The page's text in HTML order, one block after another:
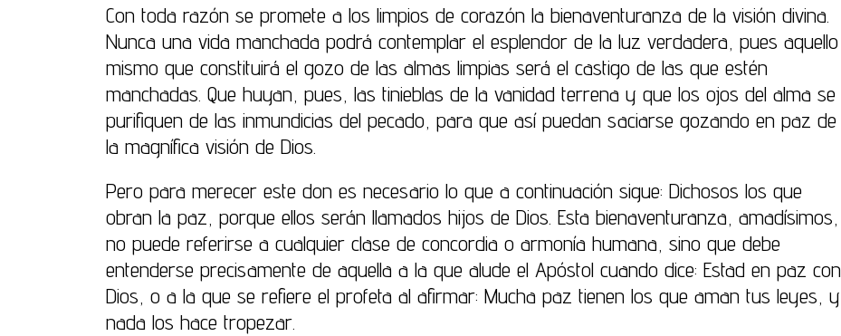
Con toda razón se promete a los limpios de corazón la bienaventuranza de la visión divina.
Nunca una vida manchada podrá contemplar el esplendor de la luz verdadera, pues aquello
mismo que constituirá el gozo de las almas limpias será el castigo de las que estén
manchadas. Que huyan, pues, las tinieblas de la vanidad terrena y que los ojos del alma se
purifiquen de las inmundicias del pecado, para que así puedan saciarse gozando en paz de
la magnífica visión de Dios.
Pero para merecer este don es necesario lo que a continuación sigue: Dichosos los que
obran la paz, porque ellos serán llamados hijos de Dios. Esta bienaventuranza, amadísimos,
no puede referirse a cualquier clase de concordia o armonía humana, sino que debe
entenderse precisamente de aquella a la que alude el Apóstol cuando dice: Estad en paz con
Dios, o a la que se refiere el profeta al afirmar: Mucha paz tienen los que aman tus leyes, y
nada los hace tropezar.